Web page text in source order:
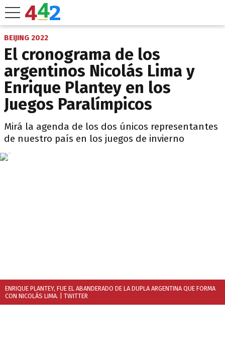
BEIJING 2022
El cronograma de los
argentinos Nicolás Lima y
Enrique Plantey en los
Juegos Paralímpicos
Mirá la agenda de los dos únicos representantes
de nuestro país en los juegos de invierno
ENRIQUE PLANTEY, FUE EL ABANDERADO DE LA DUPLA ARGENTINA QUE FORMA
CON NICOLÁS LIMA. | TWITTER